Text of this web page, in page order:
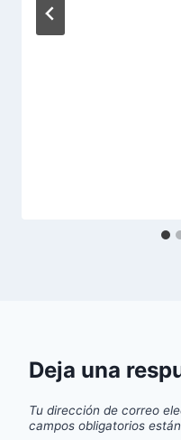
Deja una
Tu dirección de correo
campos obligatorios